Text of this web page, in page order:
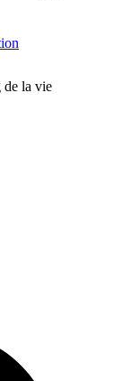
de la vie